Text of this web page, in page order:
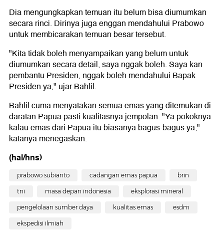
Dia mengungkapkan temuan itu belum bisa diumumkan
secara rinci. Dirinya juga enggan mendahului Prabowo
untuk membicarakan temuan besar tersebut.
"Kita tidak boleh menyampaikan yang belum untuk
diumumkan secara detail, saya nggak boleh. Saya kan
pembantu Presiden, nggak boleh mendahului Bapak
Presiden ya," ujar Bahlil.
Bahlil cuma menyatakan semua emas yang ditemukan di
daratan Papua pasti kualitasnya jempolan. "Ya pokoknya
kalau emas dari Papua itu biasanya bagus-bagus ya,"
katanya menegaskan.
(hal/hns)
prabowo subianto cadangan emas papua brin
tni masa depan indonesia eksplorasi mineral
pengelolaan sumber daya kualitas emas esdm
ekspedisi ilmiah